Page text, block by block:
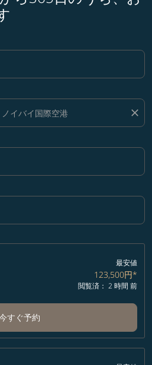
close
Selected
最安値
123,500円*
閲覧済： 2 時間 前
すぐ予約